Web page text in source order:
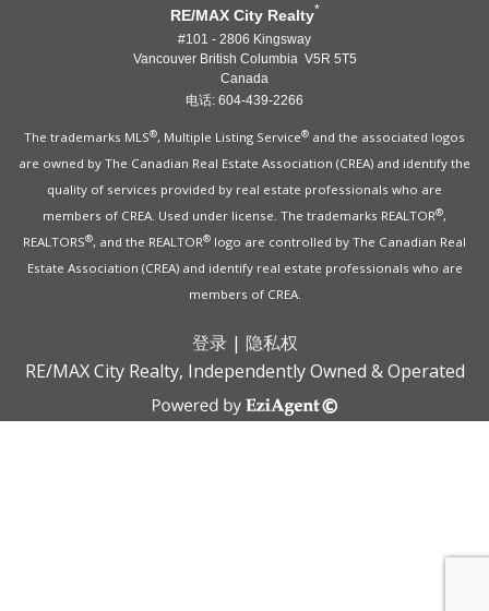
RE/MAX City Realty*
#101 - 2806 Kingsway
Vancouver British Columbia V5R 5T5
Canada
电话: 604-439-2266
The trademarks MLS®, Multiple Listing Service® and the associated logos
are owned by The Canadian Real Estate Association (CREA) and identify the
quality of services provided by real estate professionals who are
members of CREA. Used under license. The trademarks REALTOR®,
REALTORS®, and the REALTOR® logo are controlled by The Canadian Real
Estate Association (CREA) and identify real estate professionals who are
members of CREA.
登录| 隐私权
RE/MAX City Realty, Independently Owned & Operated